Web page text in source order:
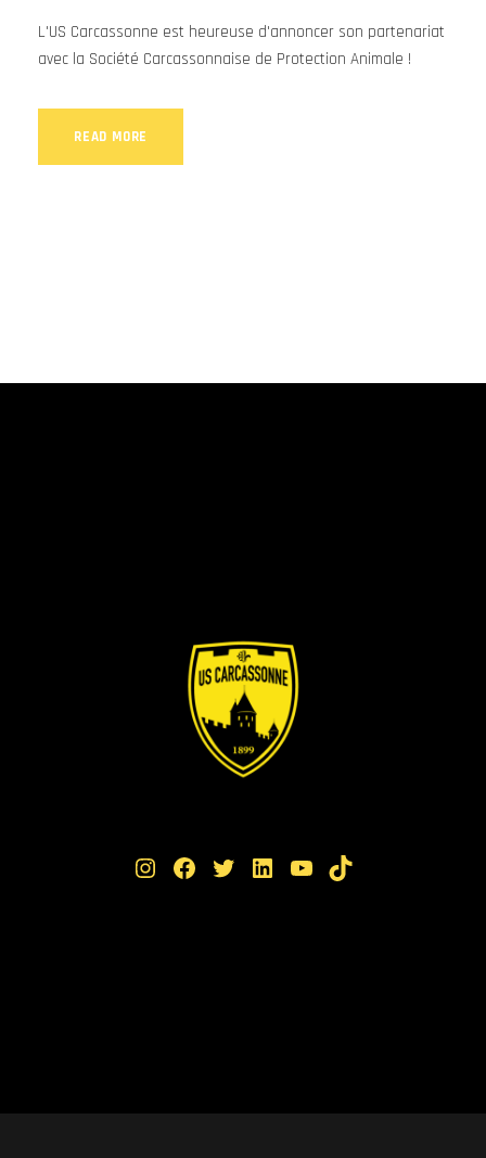
L'US Carcassonne est heureuse d'annoncer son partenariat
avec la Société Carcassonnaise de Protection Animale !
READ MORE
Instagram Facebook Twitter LinkedIn YouTube TikTok